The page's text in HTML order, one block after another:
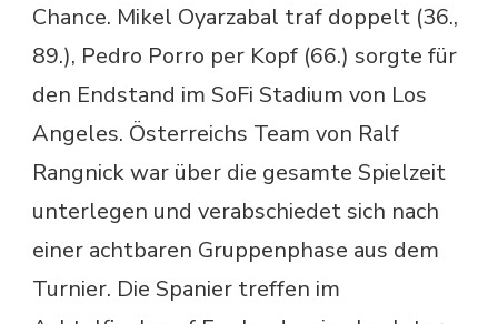
Chance. Mikel Oyarzabal traf doppelt (36.,
89.), Pedro Porro per Kopf (66.) sorgte für
den Endstand im SoFi Stadium von Los
Angeles. Österreichs Team von Ralf
Rangnick war über die gesamte Spielzeit
unterlegen und verabschiedet sich nach
einer achtbaren Gruppenphase aus dem
Turnier. Die Spanier treffen im